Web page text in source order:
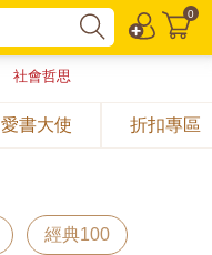
0
社會哲思
愛書大使 折扣專區
經典100